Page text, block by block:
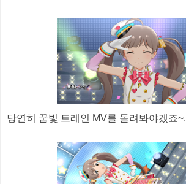
당연히 꿈빛 트레인 MV를 돌려봐야겠죠~.